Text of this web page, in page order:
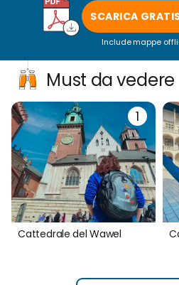
SCARICA
Include mappe
Must da vedere
Cattedrale del Wawel